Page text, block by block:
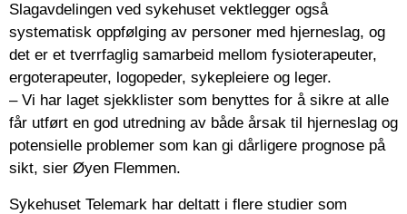
Slagavdelingen ved sykehuset vektlegger også
systematisk oppfølging av personer med hjerneslag, og
det er et tverrfaglig samarbeid mellom fysioterapeuter,
ergoterapeuter, logopeder, sykepleiere og leger.
– Vi har laget sjekklister som benyttes for å sikre at alle
får utført en god utredning av både årsak til hjerneslag og
potensielle problemer som kan gi dårligere prognose på
sikt, sier Øyen Flemmen.
Sykehuset Telemark har deltatt i flere studier som